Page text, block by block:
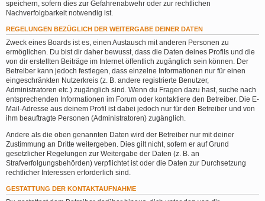
speichern, sofern dies zur Gefahrenabwehr oder zur rechtlichen
Nachverfolgbarkeit notwendig ist.
REGELUNGEN BEZÜGLICH DER WEITERGABE DEINER DATEN
Zweck eines Boards ist es, einen Austausch mit anderen Personen zu
ermöglichen. Du bist dir daher bewusst, dass die Daten deines Profils und die
von dir erstellten Beiträge im Internet öffentlich zugänglich sein können. Der
Betreiber kann jedoch festlegen, dass einzelne Informationen nur für einen
eingeschränkten Nutzerkreis (z. B. andere registrierte Benutzer,
Administratoren etc.) zugänglich sind. Wenn du Fragen dazu hast, suche nach
entsprechenden Informationen im Forum oder kontaktiere den Betreiber. Die E-
Mail-Adresse aus deinem Profil ist dabei jedoch nur für den Betreiber und von
ihm beauftragte Personen (Administratoren) zugänglich.
Andere als die oben genannten Daten wird der Betreiber nur mit deiner
Zustimmung an Dritte weitergeben. Dies gilt nicht, sofern er auf Grund
gesetzlicher Regelungen zur Weitergabe der Daten (z. B. an
Strafverfolgungsbehörden) verpflichtet ist oder die Daten zur Durchsetzung
rechtlicher Interessen erforderlich sind.
GESTATTUNG DER KONTAKTAUFNAHME